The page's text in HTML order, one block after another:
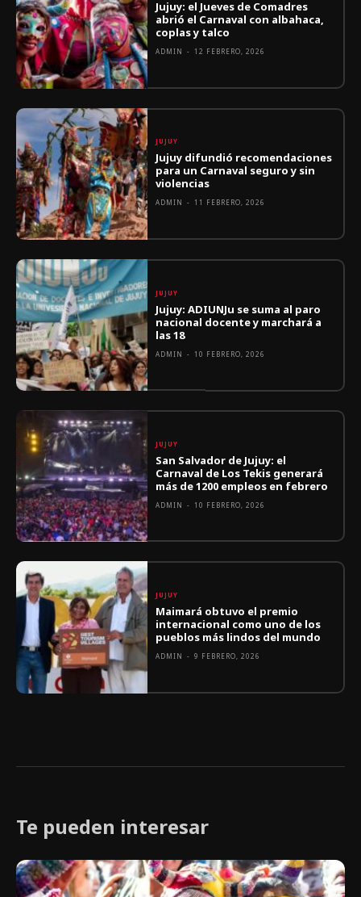
Jujuy: el Jueves de Comadres
abrió el Carnaval con albahaca,
coplas y talco
ADMIN - 12 FEBRERO, 2026
JUJUY
Jujuy difundió recomendaciones
para un Carnaval seguro y sin
violencias
ADMIN - 11 FEBRERO, 2026
JUJUY
Jujuy: ADIUNJu se suma al paro
nacional docente y marchará a
las 18
ADMIN - 10 FEBRERO, 2026
JUJUY
San Salvador de Jujuy: el
Carnaval de Los Tekis generará
más de 1200 empleos en febrero
ADMIN - 10 FEBRERO, 2026
JUJUY
Maimará obtuvo el premio
internacional como uno de los
pueblos más lindos del mundo
ADMIN - 9 FEBRERO, 2026
Te pueden interesar